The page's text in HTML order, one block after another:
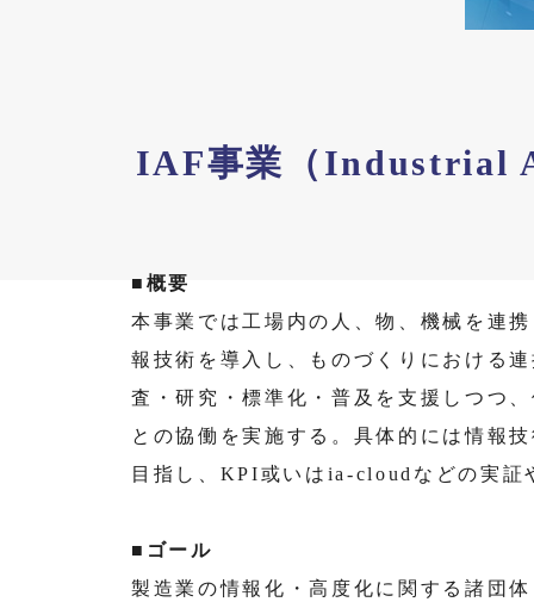
IAF事業（Industrial
■概要
本事業では工場内の人、物、機械を連
報技術を導入し、ものづくりにおける
査・研究・標準化・普及を支援しつつ
との協働を実施する。具体的には情報
目指し、KPI或いはia-cloudなどの実証
■ゴール
製造業の情報化・高度化に関する諸団